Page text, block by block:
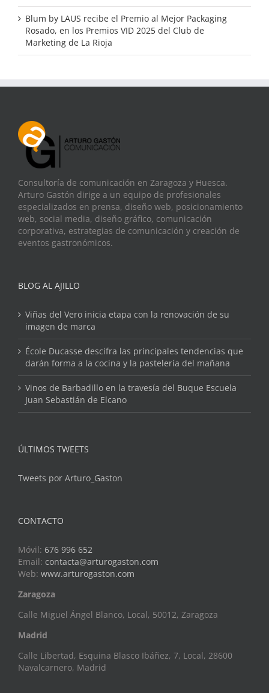
Blum by LAUS recibe el Premio al Mejor Packaging
Rosado, en los Premios VID 2025 del Club de
Marketing de La Rioja
Consultoría de comunicación en Zaragoza y Huesca.
Arturo Gastón dirige a un equipo de profesionales
especializados en prensa, diseño web, posicionamiento
web, social media, diseño gráfico, comunicación
corporativa, estrategias de comunicación y creación de
eventos gastronómicos.
BLOG AL AJILLO
Viñas del Vero inicia etapa con la renovación de su
imagen de marca
École Ducasse descifra las principales tendencias que
darán forma a la cocina y la pastelería del mañana
Vinos de Barbadillo en la travesía del Buque Escuela
Juan Sebastián de Elcano
ÚLTIMOS TWEETS
Tweets por Arturo_Gaston
CONTACTO
Móvil: 676 996 652
Email: contacta@arturogaston.com
Web: www.arturogaston.com
Zaragoza
Calle Miguel Ángel Blanco, Local, 50012, Zaragoza
Madrid
Calle Libertad, Esquina Blasco Ibáñez, 7, Local, 28600
Navalcarnero, Madrid